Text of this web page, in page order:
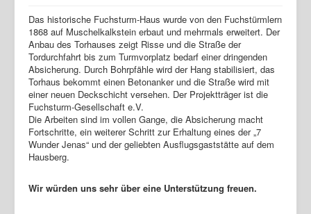
Das historische Fuchsturm-Haus wurde von den Fuchstürmlern
1868 auf Muschelkalkstein erbaut und mehrmals erweitert. Der
Anbau des Torhauses zeigt Risse und die Straße der
Tordurchfahrt bis zum Turmvorplatz bedarf einer dringenden
Absicherung. Durch Bohrpfähle wird der Hang stabilisiert, das
Torhaus bekommt einen Betonanker und die Straße wird mit
einer neuen Deckschicht versehen. Der Projektträger ist die
Fuchsturm-Gesellschaft e.V.
Die Arbeiten sind im vollen Gange, die Absicherung macht
Fortschritte, ein weiterer Schritt zur Erhaltung eines der „7
Wunder Jenas“ und der geliebten Ausflugsgaststätte auf dem
Hausberg.
Wir würden uns sehr über eine Unterstützung freuen.